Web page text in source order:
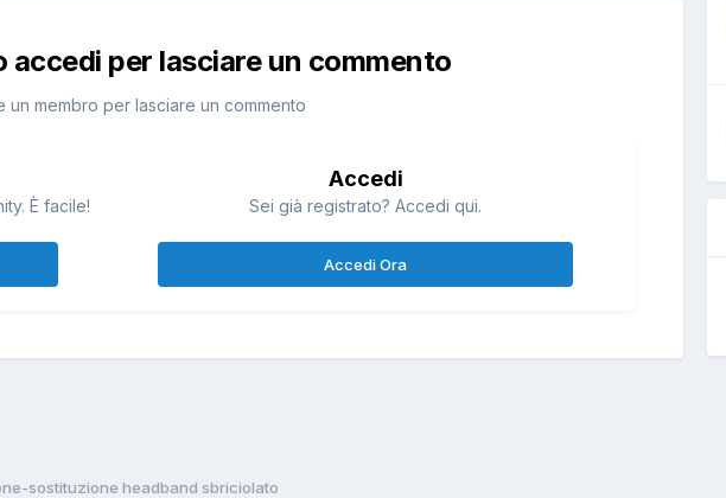
accedi per lasciare un commento
un membro per lasciare un commento
È facile!
Accedi
Sei già registrato? Accedi qui.
Accedi Ora
sostituzione headband sbriciolato